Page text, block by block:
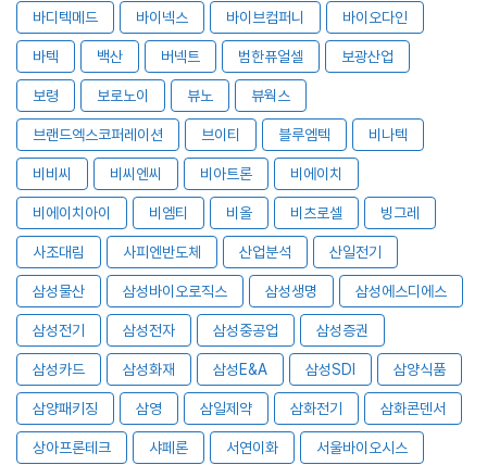
바디텍메드 바이넥스 바이브컴퍼니 바이오다인
바텍 백산 버넥트 범한퓨얼셀 보광산업
보령 보로노이 뷰노 뷰웍스
브랜드엑스코퍼레이션 브이티 블루엠텍 비나텍
비비씨 비씨엔씨 비아트론 비에이치
비에이치아이 비엠티 비올 비츠로셀 빙그레
사조대림 사피엔반도체 산업분석 산일전기
삼성물산 삼성바이오로직스 삼성생명 삼성에스디에스
삼성전기 삼성전자 삼성중공업 삼성증권
삼성카드 삼성화재 삼성E&A 삼성SDI 삼양식품
삼양패키징 삼영 삼일제약 삼화전기 삼화콘덴서
상아프론테크 샤페론 서연이화 서울바이오시스